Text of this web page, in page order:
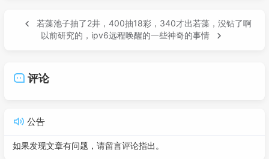
若藻池子抽了2井，400抽18彩，340才出若藻，没钻了啊
以前研究的，ipv6远程唤醒的一些神奇的事情
评论
公告
如果发现文章有问题，请留言评论指出。